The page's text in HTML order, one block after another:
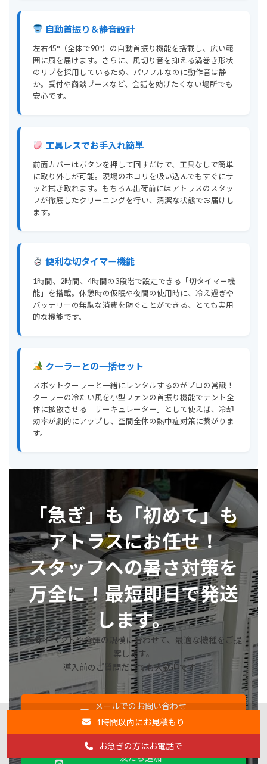
1時間以内にお見積もり
お急ぎの方はお電話で
自動首振り＆静音設計
左右45°（全体で90°）の自動首振り機能を搭載し、広い範
囲に風を届けます。さらに、風切り音を抑える渦巻き形状
のリブを採用しているため、パワフルなのに動作音は静
か。受付や商談ブースなど、会話を妨げたくない場所でも
安心です。
工具レスでお手入れ簡単
前面カバーはボタンを押して回すだけで、工具なしで簡単
に取り外しが可能。現場のホコリを吸い込んでもすぐにサ
ッと拭き取れます。もちろん出荷前にはアトラスのスタッ
フが徹底したクリーニングを行い、清潔な状態でお届けし
ます。
便利な切タイマー機能
1時間、2時間、4時間の3段階で設定できる「切タイマー機
能」を搭載。休憩時の仮眠や夜間の使用時に、冷え過ぎや
バッテリーの無駄な消費を防ぐことができる、とても実用
的な機能です。
クーラーとの一括セット
スポットクーラーと一緒にレンタルするのがプロの常識！
クーラーの冷たい風を小型ファンの首振り機能でテント全
体に拡散させる「サーキュレーター」として使えば、冷却
効率が劇的にアップし、空間全体の熱中症対策に繋がりま
す。
「急ぎ」も「初めて」も
アトラスにお任せ！
スタッフへの暑さ対策を
万全に！最短即日で発送
します。
屋外イベントや倉庫の規模に合わせて、最適な機種をご提
案します。
導入前のご質問だけでも大歓迎です！
メールでのお問い合わせ
最短1時間でお見積り
友だち追加